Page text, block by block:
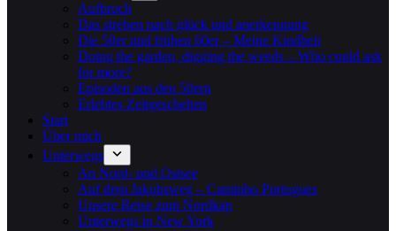
Aufbruch
Das streben nach glück und anerkennung
Die 50er und frühen 60er – Meine Kindheit
Doing the garden, digging the weeds – Who could ask
for more?
Episoden aus den 50ern
Erlebtes Zeitgeschehen
Start
Über mich
Unterwegs
An Nord- und Ostsee
Auf dem Jakobsweg – Caminho Portugues
Unsere Reise zum Nordkap
Unterwegs in New York